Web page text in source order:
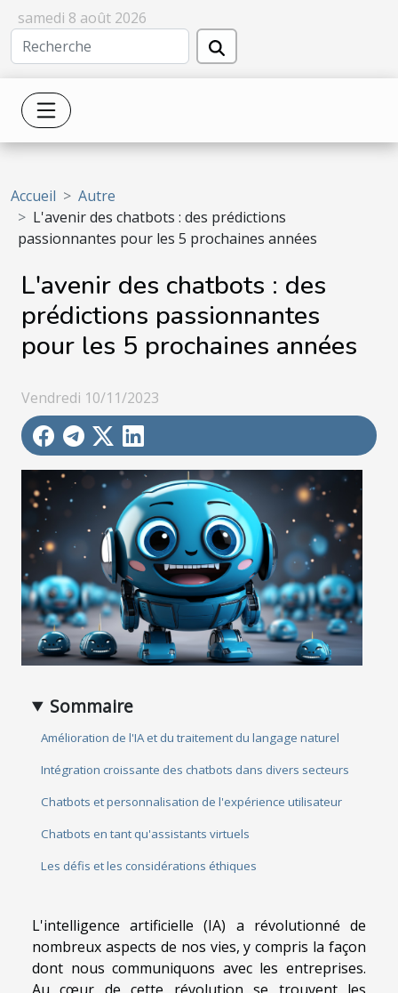
samedi 8 août 2026
Accueil
Autre
L'avenir des chatbots : des prédictions
passionnantes pour les 5 prochaines années
L'avenir des chatbots : des
prédictions passionnantes
pour les 5 prochaines années
Vendredi 10/11/2023
Sommaire
Amélioration de l'IA et du traitement du langage naturel
Intégration croissante des chatbots dans divers secteurs
Chatbots et personnalisation de l'expérience utilisateur
Chatbots en tant qu'assistants virtuels
Les défis et les considérations éthiques
L'intelligence artificielle (IA) a révolutionné de
nombreux aspects de nos vies, y compris la façon
dont nous communiquons avec les entreprises.
Au cœur de cette révolution se trouvent les